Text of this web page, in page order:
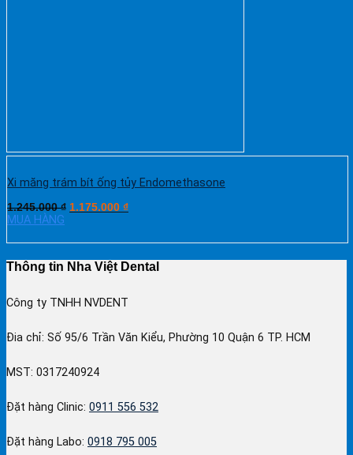
Xi măng trám bít ống tủy Endomethasone
1.245.000₫ 1.175.000 ₫
MUA HÀNG
Thông tin Nha Việt Dental
Công ty TNHH NVDENT
Đia chỉ: Số 95/6 Trần Văn Kiểu, Phường 10 Quận 6 TP. HCM
MST: 0317240924
Đặt hàng Clinic: 0911 556 532
Đặt hàng Labo: 0918 795 005